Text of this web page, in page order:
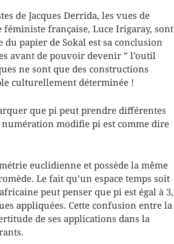
de Jacques Derrida, les vues de
française, Luce Irigaray, sont
papier de Sokal est sa conclusion
avant de pouvoir devenir ” l’outil
ne sont que des constructions
culturellement déterminée !
que pi peut prendre différentes
modifie pi est comme dire
euclidienne et possède la même
Le fait qu’un espace temps soit
peut penser que pi est égal à 3,
appliquées. Cette confusion entre la
de ses applications dans la